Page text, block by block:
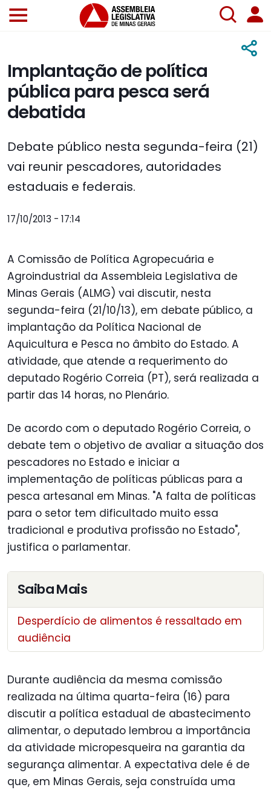
Implantação de política
pública para pesca será
debatida
Debate público nesta segunda-feira (21)
vai reunir pescadores, autoridades
estaduais e federais.
17/10/2013 - 17:14
A Comissão de Política Agropecuária e
Agroindustrial da Assembleia Legislativa de
Minas Gerais (ALMG) vai discutir, nesta
segunda-feira (21/10/13), em debate público, a
implantação da Política Nacional de
Aquicultura e Pesca no âmbito do Estado. A
atividade, que atende a requerimento do
deputado Rogério Correia (PT), será realizada a
partir das 14 horas, no Plenário.
De acordo com o deputado Rogério Correia, o
debate tem o objetivo de avaliar a situação dos
pescadores no Estado e iniciar a
implementação de políticas públicas para a
pesca artesanal em Minas. "A falta de políticas
para o setor tem dificultado muito essa
tradicional e produtiva profissão no Estado",
justifica o parlamentar.
Saiba Mais
Desperdício de alimentos é ressaltado em
audiência
Durante audiência da mesma comissão
realizada na última quarta-feira (16) para
discutir a política estadual de abastecimento
alimentar, o deputado lembrou a importância
da atividade micropesqueira na garantia da
segurança alimentar. A expectativa dele é de
que, em Minas Gerais, seja construída uma